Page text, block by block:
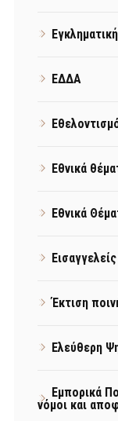
ΕΔΔΑ
Εθνικά
Εθνικά
Εισαγγελείς
Έκτιση
Ελεύθερη
Εμπορικά
νόμοι και